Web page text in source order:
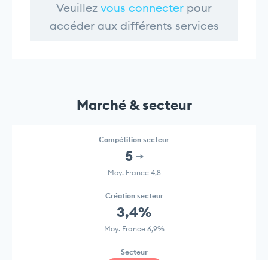
Veuillez vous connecter pour
accéder aux différents services
Marché & secteur
Compétition secteur
5
Moy. France 4,8
Création secteur
3,4%
Moy. France 6,9%
Secteur